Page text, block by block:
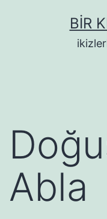
BIR
Abla